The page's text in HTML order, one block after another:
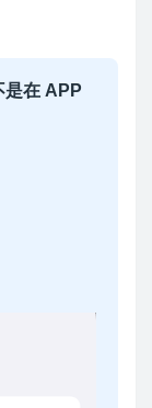
是在 APP